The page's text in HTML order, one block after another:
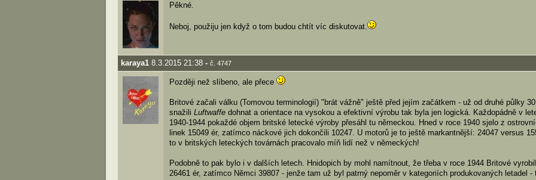
Pěkné.
Neboj, použiju jen když o tom budou chtít víc diskutovat.
karaya1 8.3.2015 21:38 - č. 4747
Později než slíbeno, ale přece
Britové začali válku (Tomovou terminologií) "brát vážně" ještě před jejím začátkem - už od druhé půlky
snažili Luftwaffe dohnat a orientace na vysokou a efektivní výrobu tak byla jen logická. Každopádně v
1940-1944 pokaždé objem britské letecké výroby přesáhl tu německou. Hned v roce 1940 sjelo z
linek 15049 ér, zatímco náckové jich dokončili 10247. U motorů je to ještě markantnější: 24047 versus
to v britských leteckých továrnách pracovalo míň lidí než v německých!
Podobně to pak bylo i v dalších letech. Hnidopich by mohl namítnout, že třeba v roce 1944 Britové
26461 ér, zatímco Němci 39807 - jenže tam už byl patrný nepoměr v kategoriích produkovaných letadel -